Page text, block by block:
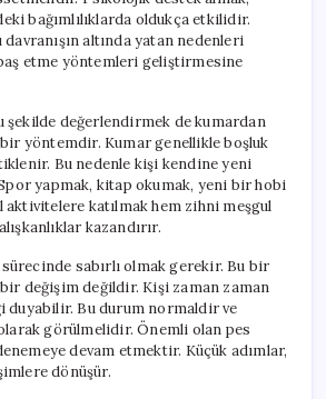
bağımlılıklarda oldukça etkilidir.
altında yatan nedenleri
etme yöntemleri geliştirmesine
şekilde değerlendirmek de kumardan
yöntemdir. Kumar genellikle boşluk
Bu nedenle kişi kendine yeni
yapmak, kitap okumak, yeni bir hobi
aktivitelere katılmak hem zihni meşgul
kazandırır.
sabırlı olmak gerekir. Bu bir
değişim değildir. Kişi zaman zaman
duyabilir. Bu durum normaldir ve
görülmelidir. Önemli olan pes
devam etmektir. Küçük adımlar,
dönüşür.